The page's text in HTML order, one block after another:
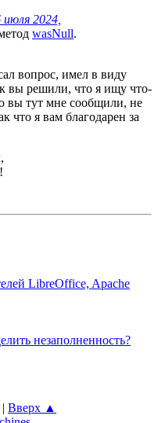
2024,
wasNull.
вопрос, имел в виду
вы решили, что я ищу что-
вы тут мне сообщили, не
что я вам благодарен за
LibreOffice, Apache
незаполненность?
| Вверх ▲